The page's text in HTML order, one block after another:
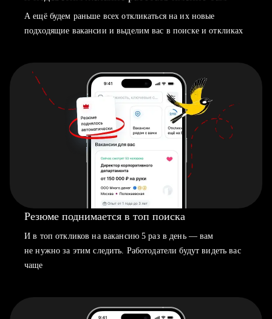
А ещё будем раньше всех откликаться на их новые
подходящие вакансии и выделим вас в поиске и откликах
Резюме поднимается в топ поиска
И в топ откликов на вакансию 5 раз в день — вам
не нужно за этим следить. Работодатели будут видеть вас
чаще